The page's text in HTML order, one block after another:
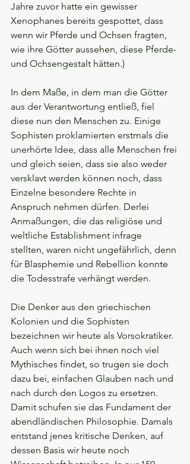
Jahre zuvor hatte ein gewisser
Xenophanes bereits gespottet, dass
wenn wir Pferde und Ochsen fragten,
wie ihre Götter aussehen, diese Pferde-
und Ochsengestalt hätten.)
In dem Maße, in dem man die Götter
aus der Verantwortung entließ, fiel
diese nun den Menschen zu. Einige
Sophisten proklamierten erstmals die
unerhörte Idee, dass alle Menschen frei
und gleich seien, dass sie also weder
versklavt werden können noch, dass
Einzelne besondere Rechte in
Anspruch nehmen dürfen. Derlei
Anmaßungen, die das religiöse und
weltliche Establishment infrage
stellten, waren nicht ungefährlich, denn
für Blasphemie und Rebellion konnte
die Todesstrafe verhängt werden.
Die Denker aus den griechischen
Kolonien und die Sophisten
bezeichnen wir heute als Vorsokratiker.
Auch wenn sich bei ihnen noch viel
Mythisches findet, so trugen sie doch
dazu bei, einfachen Glauben nach und
nach durch den Logos zu ersetzen.
Damit schufen sie das Fundament der
abendländischen Philosophie. Damals
entstand jenes kritische Denken, auf
dessen Basis wir heute noch